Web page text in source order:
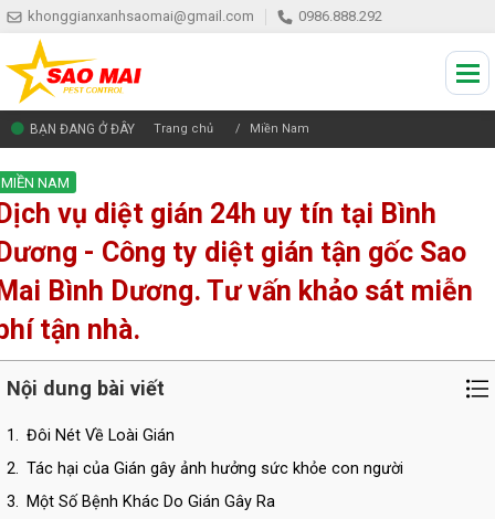
khonggianxanhsaomai@gmail.com 0986.888.292
BẠN ĐANG Ở ĐÂY Trang chủ Miền Nam
MIỀN NAM
vụ diệt gián 24h uy tín tại Bình
- Công ty diệt gián tận gốc Sao
Bình Dương. Tư vấn khảo sát miễn
tận nhà.
Nội dung bài viết
1. Đôi Nét Về Loài Gián
2. Tác hại của Gián gây ảnh hưởng sức khỏe con người
3. Một Số Bệnh Khác Do Gián Gây Ra